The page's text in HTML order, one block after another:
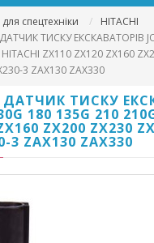
спецтехніки
HITACHI
ТИСКУ ЕКСКАВАТОРІВ
ZX110 ZX120 ZX160
3 ZAX130 ZAX330
ДАТЧИК ТИСКУ
180 135G 210
ZX200 ZX230
3 ZAX130 ZAX330